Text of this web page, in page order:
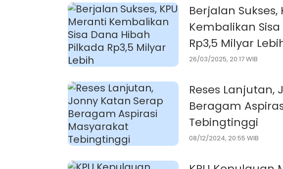
Berjalan Sukses,
Kembalikan
Rp3,5 Milyar
26/03/2025, 20:17 WIB
Reses Lanjutan,
Beragam
Tebingtinggi
08/12/2024, 20:55 WIB